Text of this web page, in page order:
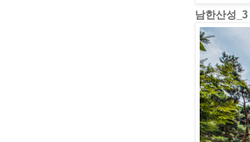
남한산성_3